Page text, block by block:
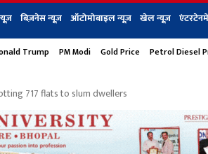
बिज़नेस न्यूज़ ऑटोमोबाइल न्यूज़ खेल न्यूज़
शेयर बाज़ार गैजेट्स न्यूज
Trump PM Modi Gold Price Petrol Diesel
717 flats to slum dwellers